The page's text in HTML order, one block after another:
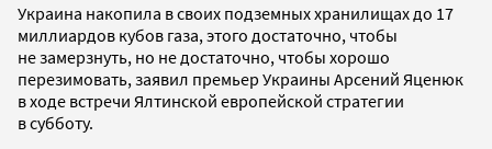
Украина накопила в своих подземных хранилищах до 17
миллиардов кубов газа, этого достаточно, чтобы
не замерзнуть, но не достаточно, чтобы хорошо
перезимовать, заявил премьер Украины Арсений Яценюк
в ходе встречи Ялтинской европейской стратегии
в субботу.